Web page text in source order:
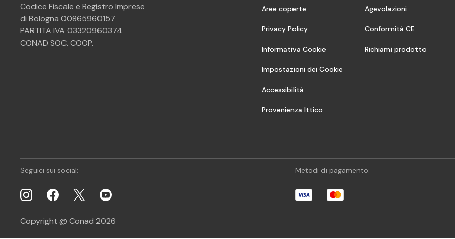
Codice Fiscale e Registro Imprese
di Bologna 00865960157
PARTITA IVA 03320960374
CONAD SOC. COOP.
Aree coperte
Privacy Policy
Informativa Cookie
Impostazioni dei Cookie
Accessibilità
Provenienza Ittico
Agevolazioni
Conformità CE
Richiami prodotto
Seguici sui social: Metodi di pagamento:
Copyright @ Conad 2026